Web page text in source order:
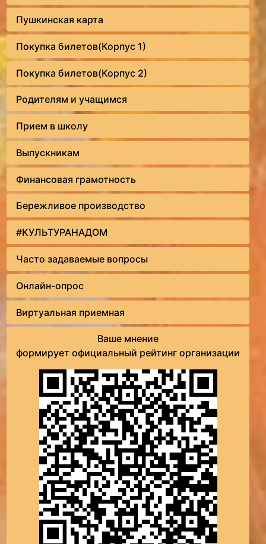
Пушкинская карта
Покупка билетов(Корпус 1)
Покупка билетов(Корпус 2)
Родителям и учащимся
Прием в школу
Выпускникам
Финансовая грамотность
Бережливое производство
#КУЛЬТУРАНАДОМ
Часто задаваемые вопросы
Онлайн-опрос
Виртуальная приемная
Ваше мнение
формирует официальный рейтинг организации